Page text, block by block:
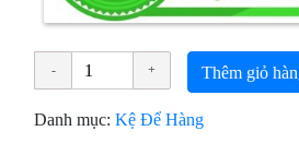
Thêm giỏ
Danh mục:Kệ Để Hàng